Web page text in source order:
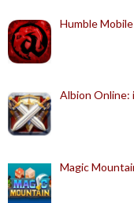
Humble
Albion Online:
Magic